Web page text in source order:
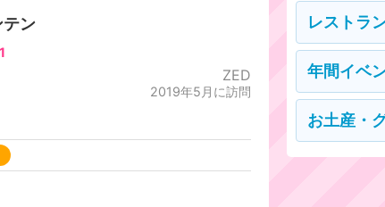
テン
ZED
2019年5月に訪問
レストラ
年間イベ
お土産・